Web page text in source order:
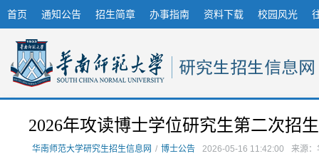
首页 通知公告 招生简章 办事指南 资料下载 校园风光
2026年攻读博士学位研究生第二次招
华南师范大学研究生招生信息网 / 博士公告 2026-05-16 11:42:00 来源：